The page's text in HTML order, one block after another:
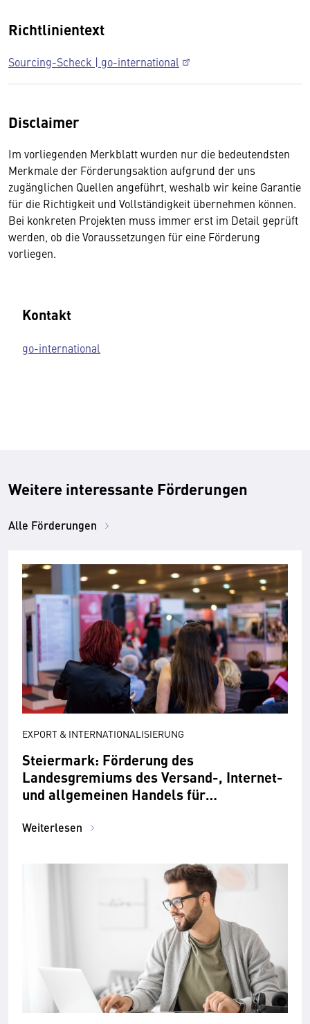
Richtlinientext
Sourcing-Scheck | go-international
Disclaimer
Im vorliegenden Merkblatt wurden nur die bedeutendsten
Merkmale der Förderungsaktion aufgrund der uns
zugänglichen Quellen angeführt, weshalb wir keine Garantie
für die Richtigkeit und Vollständigkeit übernehmen können.
Bei konkreten Projekten muss immer erst im Detail geprüft
werden, ob die Voraussetzungen für eine Förderung
vorliegen.
Kontakt
go-international
Weitere interessante Förderungen
Alle Förderungen
EXPORT & INTERNATIONALISIERUNG
Steiermark: Förderung des
Landesgremiums des Versand-, Internet-
und allgemeinen Handels für
Weiterlesen